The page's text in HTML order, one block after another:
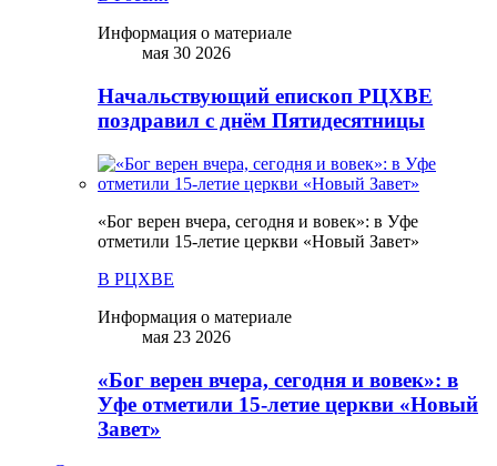
Информация о материале
мая 30 2026
Начальствующий епископ РЦХВЕ
поздравил с днём Пятидесятницы
«Бог верен вчера, сегодня и вовек»: в Уфе
отметили 15-летие церкви «Новый Завет»
В РЦХВЕ
Информация о материале
мая 23 2026
«Бог верен вчера, сегодня и вовек»: в
Уфе отметили 15-летие церкви «Новый
Завет»